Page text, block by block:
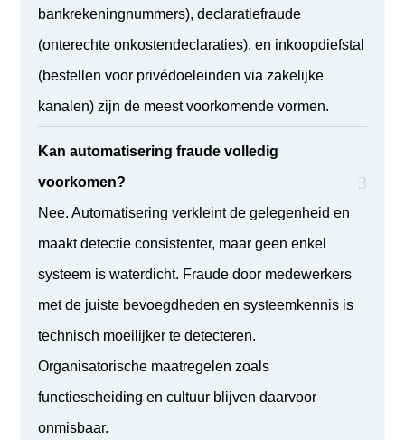
bankrekeningnummers), declaratiefraude
(onterechte onkostendeclaraties), en inkoopdiefstal
(bestellen voor privédoeleinden via zakelijke
kanalen) zijn de meest voorkomende vormen.
Kan automatisering fraude volledig
voorkomen?
Nee. Automatisering verkleint de gelegenheid en
maakt detectie consistenter, maar geen enkel
systeem is waterdicht. Fraude door medewerkers
met de juiste bevoegdheden en systeemkennis is
technisch moeilijker te detecteren.
Organisatorische maatregelen zoals
functiescheiding en cultuur blijven daarvoor
onmisbaar.